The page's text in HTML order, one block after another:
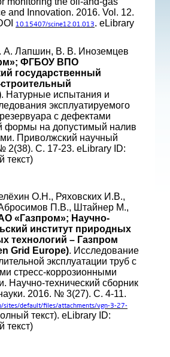
and Innovation. 2016. Vol. 12.
10.15407/scine12.01.013. eLibrary
А. Лапшин, В. В. Иноземцев
ФГБОУ ВПО
государственный
. Натурные испытания и
эксплуатируемого
с дефектами
формы на допустимый налив
Приволжский научный
2(38). С. 17-23. eLibrary ID:
текст)
О.Н., Ряховских И.В.,
П.В., Штайнер М.,
«Газпром»; Научно-
институт природных
технологий – Газпром
Grid Europe). Исследование
эксплуатации труб с
стресс-коррозионными
Научно-технический сборник
2016. № 3(27). С. 4-11.
sites/default/files/attachments/vgn-3-27-
текст). eLibrary ID:
текст)